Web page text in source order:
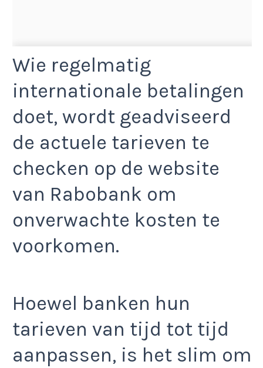
Wie regelmatig
internationale betalingen
doet, wordt geadviseerd
de actuele tarieven te
checken op de website
van Rabobank om
onverwachte kosten te
voorkomen.
Hoewel banken hun
tarieven van tijd tot tijd
aanpassen, is het slim om